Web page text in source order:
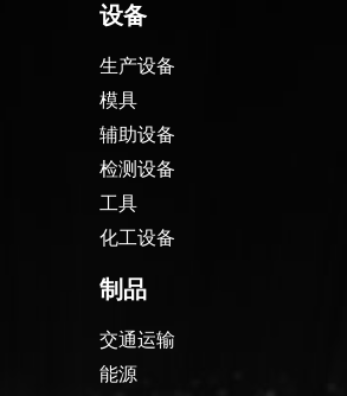
设备
生产设备
模具
辅助设备
检测设备
工具
化工设备
制品
交通运输
能源